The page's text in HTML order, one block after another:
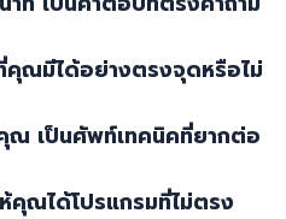
คุณมีได้อย่างตรงจุดหรือไม่
ณ เป็นศัพท์เทคนิคที่ยากต่อ
ห้คุณได้โปรแกรมที่ไม่ตรง